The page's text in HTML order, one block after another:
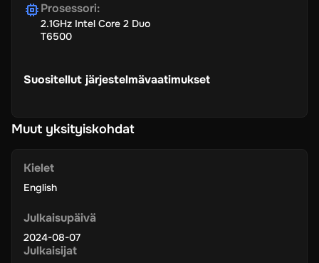
Prosessori:
2.1GHz Intel Core 2 Duo
T6500
Suositellut järjestelmävaatimukset
Muut yksityiskohdat
Julkaisupäivä
2024-08-07
Julkaisijat
Kielet
English